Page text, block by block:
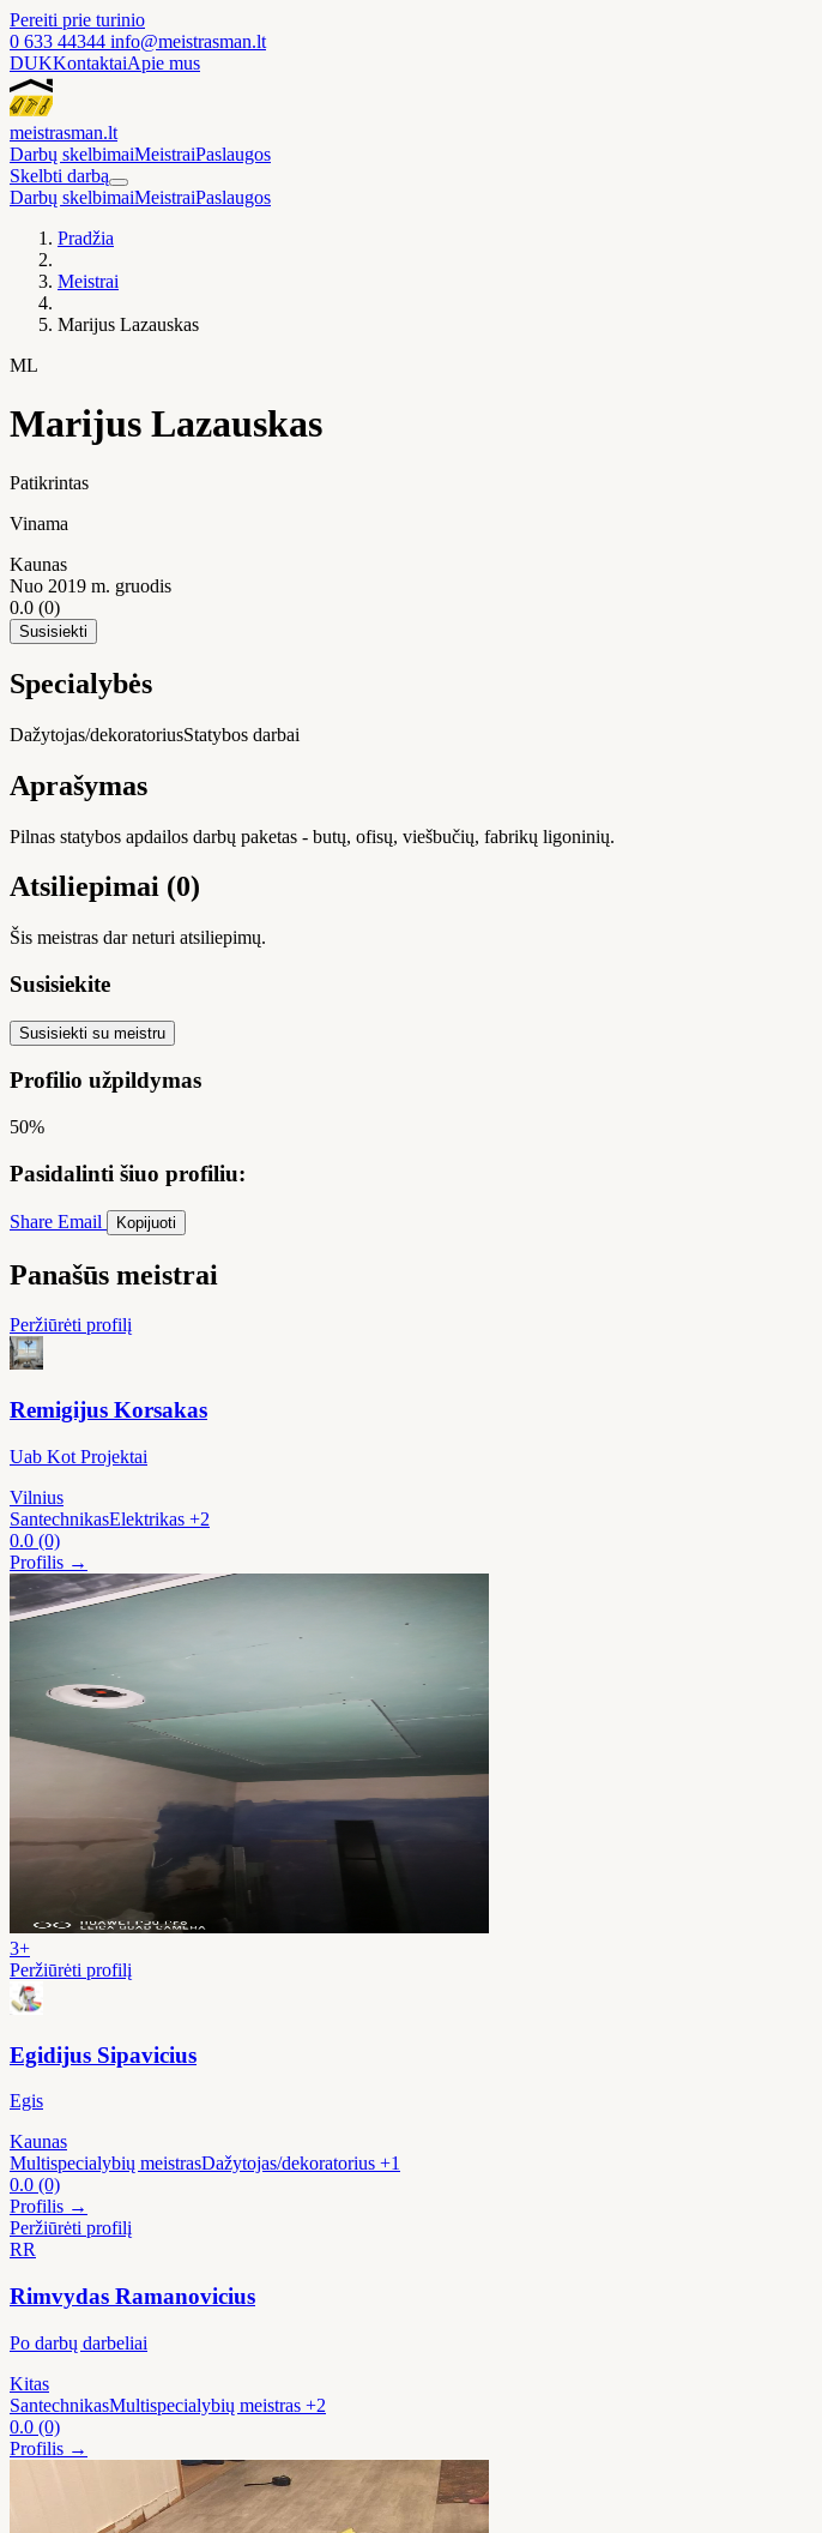
Pereiti prie turinio
0 633 44344 info@meistrasman.lt
DUKKontaktaiApie mus
meistrasman.lt
Darbų skelbimaiMeistraiPaslaugos
Skelbti darbą
Darbų skelbimaiMeistraiPaslaugos
Pradžia
Meistrai
Marijus Lazauskas
ML
Marijus Lazauskas
Patikrintas
Vinama
Kaunas
Nuo 2019 m. gruodis
0.0 (0)
Susisiekti
Specialybės
Dažytojas/dekoratoriusStatybos darbai
Aprašymas
Pilnas statybos apdailos darbų paketas - butų, ofisų, viešbučių, fabrikų ligoninių.
Atsiliepimai (0)
Šis meistras dar neturi atsiliepimų.
Susisiekite
Susisiekti su meistru
Profilio užpildymas
50%
Pasidalinti šiuo profiliu:
Share Email Kopijuoti
Panašūs meistrai
Peržiūrėti profilį
Remigijus Korsakas
Uab Kot Projektai
Vilnius
SantechnikasElektrikas +2
0.0 (0)
Profilis →
3+
Peržiūrėti profilį
Egidijus Sipavicius
Egis
Kaunas
Multispecialybių meistrasDažytojas/dekoratorius +1
0.0 (0)
Profilis →
Peržiūrėti profilį
RR
Rimvydas Ramanovicius
Po darbų darbeliai
Kitas
SantechnikasMultispecialybių meistras +2
0.0 (0)
Profilis →